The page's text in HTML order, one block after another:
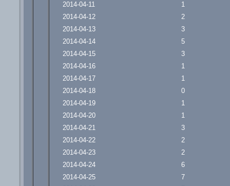
2014-04-11
1
2014-04-12
2
2014-04-13
3
2014-04-14
5
2014-04-15
3
2014-04-16
1
2014-04-17
1
2014-04-18
0
2014-04-19
1
2014-04-20
1
2014-04-21
3
2014-04-22
2
2014-04-23
2
2014-04-24
6
2014-04-25
7